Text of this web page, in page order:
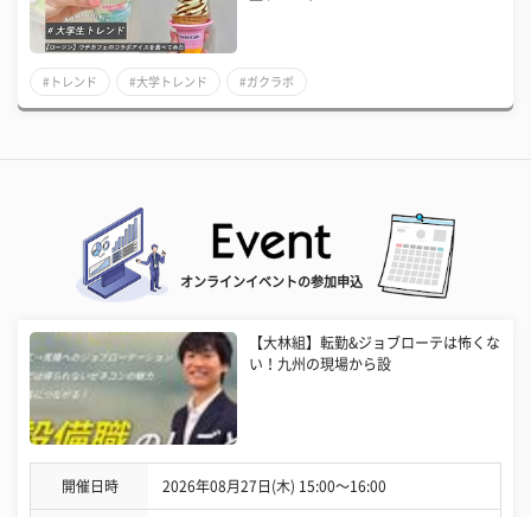
#トレンド #大学トレンド #ガクラボ
オンラインイベントの参加申込
【大林組】転勤&ジョブローテは怖くな
い！九州の現場から設
開催日時 2026年08月27日(木) 15:00〜16:00